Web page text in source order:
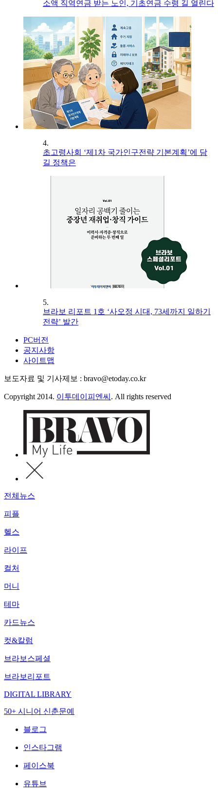
소액 직역연금 받는 노인, 기초연금 수령 길 열린다
4.
초고령사회 ‘제1차 국가인구전략 기본계획’에 담
길 정책은
5.
브라보 리포트 1호 ‘사오정 시대, 73세까지 일하기
전략’ 발간
PC버전
공지사항
사이트맵
보도자료 및 기사제보 : bravo@etoday.co.kr
Copyright 2014. 이투데이피엔씨 . All rights reserved
전체뉴스
피플
헬스
라이프
컬처
머니
테마
카드뉴스
컷&칼럼
브라보스페셜
브라보리포트
DIGITAL LIBRARY
50+ 시니어 신춘문예
블로그
인스타그램
페이스북
유튜브